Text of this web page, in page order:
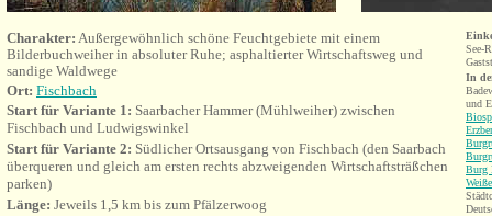
Charakter: Außergewöhnlich schöne Feuchtgebiete mit einem
Bilderbuchweiher in absoluter Ruhe; asphaltierter Wirtschaftsweg und
sandige Waldwege
Ort: Fischbach
Start für Variante 1: Saarbacher Hammer (Mühlweiher) zwischen
Fischbach und Ludwigswinkel
Start für Variante 2: Südlicher Ortsausgang von Fischbach (den Saarbach
überqueren und gleich am ersten rechts abzweigenden Wirtschaftsträßchen
parken)
Länge: Jeweils 1,5 km bis zum Pfälzerwoog
See-
In
und
Burg